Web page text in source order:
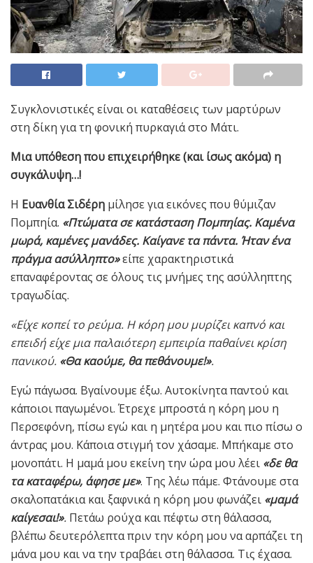
Συγκλονιστικές είναι οι καταθέσεις των μαρτύρων
στη δίκη για τη φονική πυρκαγιά στο Μάτι.
Μια υπόθεση που επιχειρήθηκε (και ίσως ακόμα) η
συγκάλυψη…!
Η Ευανθία Σιδέρη μίλησε για εικόνες που θύμιζαν
Πομπηία. «Πτώματα σε κατάσταση Πομπηίας. Καμένα
μωρά, καμένες μανάδες. Καίγανε τα πάντα. Ήταν ένα
πράγμα ασύλληπτο»είπε χαρακτηριστικά
επαναφέροντας σε όλους τις μνήμες της ασύλληπτης
τραγωδίας.
«Είχε κοπεί το ρεύμα. Η κόρη μου μυρίζει καπνό και
επειδή είχε μια παλαιότερη εμπειρία παθαίνει κρίση
πανικού. «Θα καούμε, θα πεθάνουμε!».
Εγώ πάγωσα. Βγαίνουμε έξω. Αυτοκίνητα παντού και
κάποιοι παγωμένοι. Έτρεχε μπροστά η κόρη μου η
Περσεφόνη, πίσω εγώ και η μητέρα μου και πιο πίσω ο
άντρας μου. Κάποια στιγμή τον χάσαμε. Μπήκαμε στο
μονοπάτι. Η μαμά μου εκείνη την ώρα μου λέει «δε θα
τα καταφέρω, άφησε με». Της λέω πάμε. Φτάνουμε στα
σκαλοπατάκια και ξαφνικά η κόρη μου φωνάζει «μαμά
καίγεσαι!». Πετάω ρούχα και πέφτω στη θάλασσα,
βλέπω δευτερόλεπτα πριν την κόρη μου να αρπάζει τη
μάνα μου και να την τραβάει στη θάλασσα. Τις έχασα.